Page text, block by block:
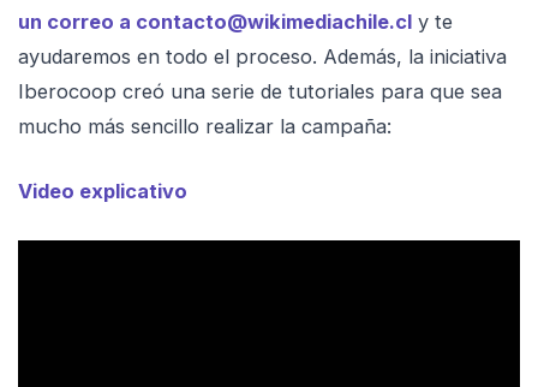
un correo a contacto@wikimediachile.cly te
ayudaremos en todo el proceso. Además, la iniciativa
Iberocoop creó una serie de tutoriales para que sea
mucho más sencillo realizar la campaña:
Video explicativo